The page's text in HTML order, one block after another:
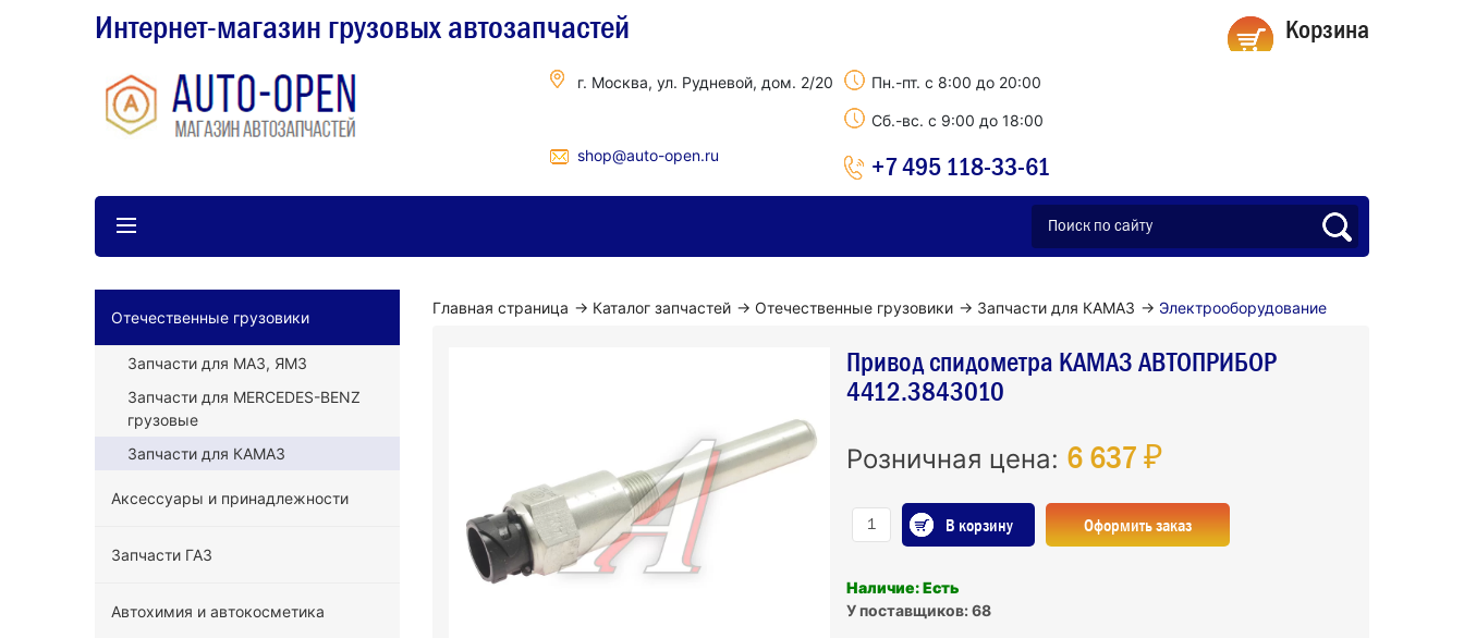
Интернет-магазин грузовых автозапчастей
г. Москва, ул. Рудневой, дом. 2/20
shop@auto-open.ru
Пн.-пт. с 8:00 до 20:00
Сб.-вс. с 9:00 до 18:00
+7 495 118-33-61
Корзина
Отечественные грузовики
Запчасти для МАЗ, ЯМЗ
Запчасти для MERCEDES-BENZ
грузовые
Запчасти для КАМАЗ
Аксессуары и принадлежности
Запчасти ГАЗ
Автохимия и автокосметика
Главная страница → Каталог запчастей → Отечественные грузовики → Запчасти для КАМАЗ → Электрооборудование
Привод спидометра КАМАЗ АВТОПРИБОР
4412.3843010
Розничная цена: 6 637 ₽
В корзину Оформить заказ
Наличие: Есть
У поставщиков: 68